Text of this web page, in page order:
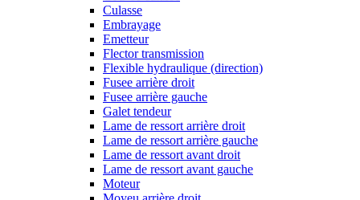
Culasse
Embrayage
Emetteur
Flector transmission
Flexible hydraulique (direction)
Fusee arrière droit
Fusee arrière gauche
Galet tendeur
Lame de ressort arrière droit
Lame de ressort arrière gauche
Lame de ressort avant droit
Lame de ressort avant gauche
Moteur